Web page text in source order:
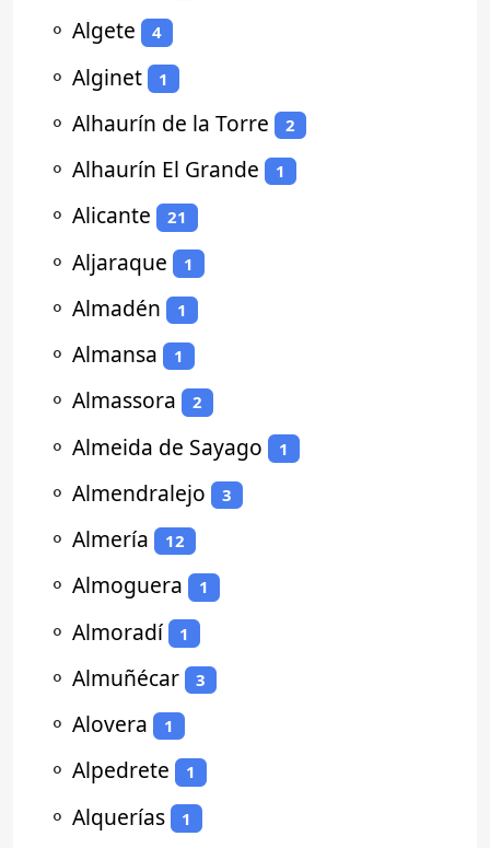
⚬ Algete 4
⚬ Alginet 1
⚬ Alhaurín de la Torre 2
⚬ Alhaurín El Grande 1
⚬ Alicante 21
⚬ Aljaraque 1
⚬ Almadén 1
⚬ Almansa 1
⚬ Almassora 2
⚬ Almeida de Sayago 1
⚬ Almendralejo 3
⚬ Almería 12
⚬ Almoguera 1
⚬ Almoradí 1
⚬ Almuñécar 3
⚬ Alovera 1
⚬ Alpedrete 1
⚬ Alquerías 1